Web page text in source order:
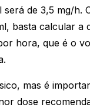
será de 3,5 mg/h.
basta calcular a
hora, que é o
mas é
dose